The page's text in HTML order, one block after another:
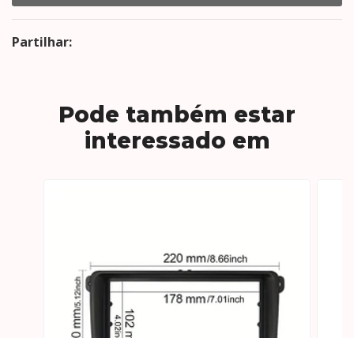
Partilhar:
Pode também estar
interessado em